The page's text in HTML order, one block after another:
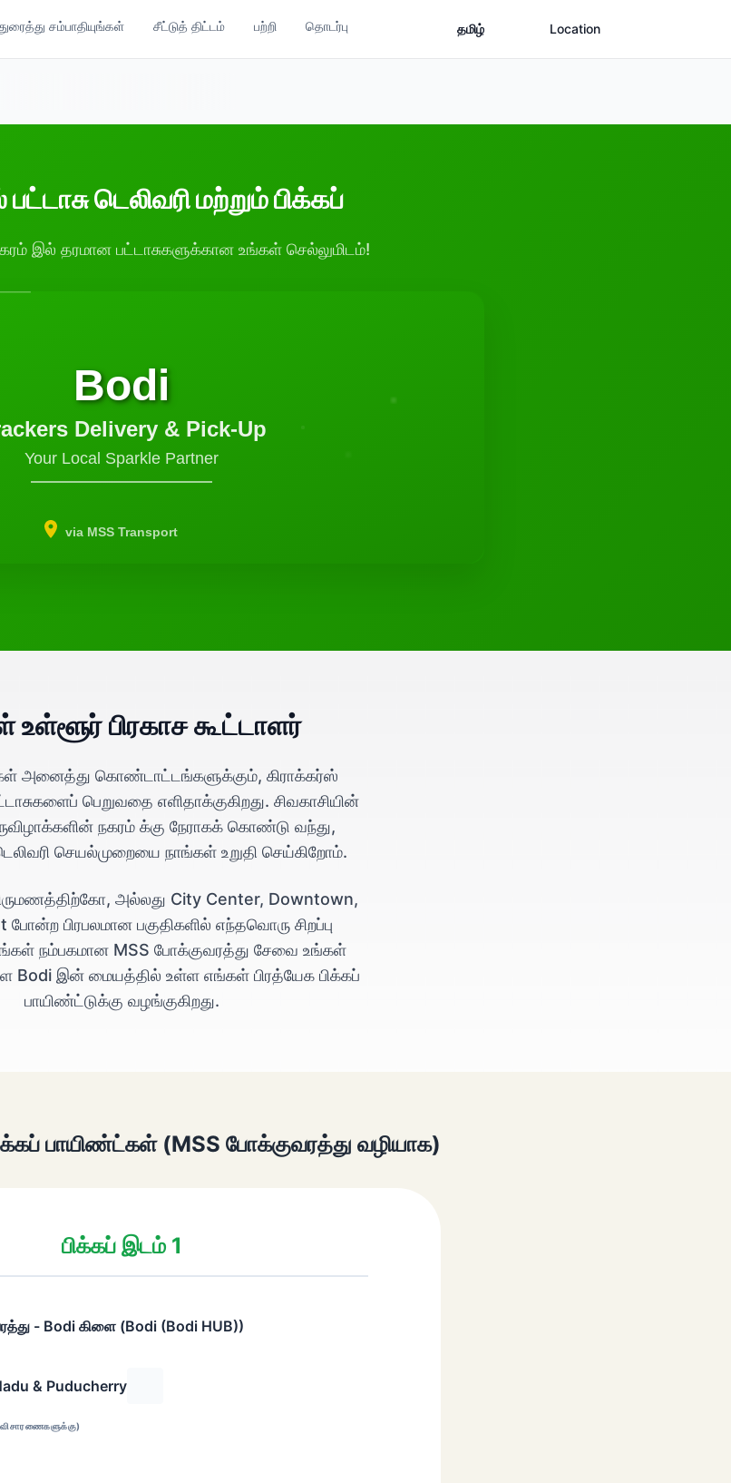
சம்பாதியுங்கள் சீட்டுத் திட்டம் பற்றி தொடர்பு தமிழ் Location
டெலிவரி மற்றும் பிக்கப்
இல் தரமான பட்டாசுகளுக்கான உங்கள் செல்லுமிடம்!
Bodi
Delivery & Pick-Up
Your Local Sparkle Partner
via MSS Transport
உள்ளூர் பிரகாச கூட்டாளர்
அனைத்து கொண்டாட்டங்களுக்கும், கிராக்கர்ஸ்
பெறுவதை எளிதாக்குகிறது. சிவகாசியின்
நகரம் க்கு நேராகக் கொண்டு வந்து,
செயல்முறையை நாங்கள் உறுதி செய்கிறோம்.
அல்லது City Center, Downtown,
போன்ற பிரபலமான பகுதிகளில் எந்தவொரு சிறப்பு
நம்பகமான MSS போக்குவரத்து சேவை உங்கள்
Bodi இன் மையத்தில் உள்ள எங்கள் பிரத்யேக பிக்கப்
பாயிண்ட்டுக்கு வழங்குகிறது.
பாயிண்ட்கள் (MSS போக்குவரத்து வழியாக)
பிக்கப் இடம் 1
- Bodi கிளை (Bodi (Bodi HUB))
& Puducherry